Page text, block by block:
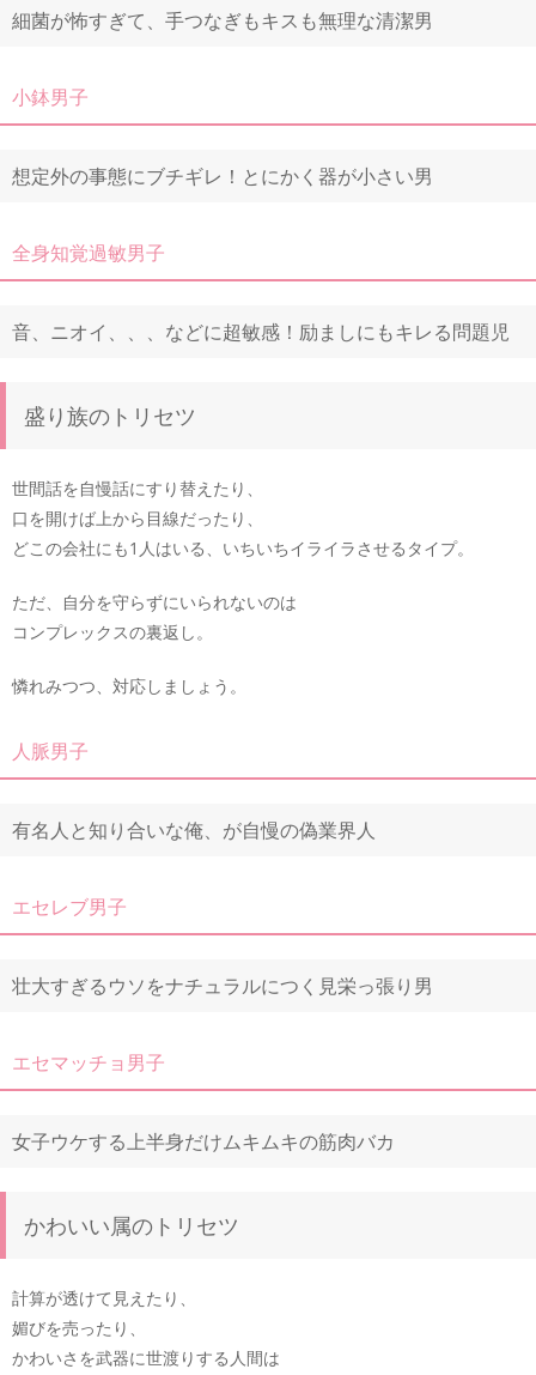
細菌が怖すぎて、手つなぎもキスも無理な清潔男
小鉢男子
想定外の事態にブチギレ！とにかく器が小さい男
全身知覚過敏男子
音、ニオイ、、、などに超敏感！励ましにもキレる問題児
盛り族のトリセツ
世間話を自慢話にすり替えたり、
口を開けば上から目線だったり、
どこの会社にも1人はいる、いちいちイライラさせるタイプ。
ただ、自分を守らずにいられないのは
コンプレックスの裏返し。
憐れみつつ、対応しましょう。
人脈男子
有名人と知り合いな俺、が自慢の偽業界人
エセレブ男子
壮大すぎるウソをナチュラルにつく見栄っ張り男
エセマッチョ男子
女子ウケする上半身だけムキムキの筋肉バカ
かわいい属のトリセツ
計算が透けて見えたり、
媚びを売ったり、
かわいさを武器に世渡りする人間は